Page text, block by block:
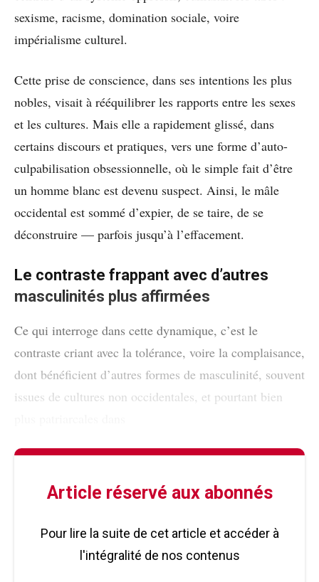
sexisme, racisme, domination sociale, voire
impérialisme culturel.
Cette prise de conscience, dans ses intentions les plus
nobles, visait à rééquilibrer les rapports entre les sexes
et les cultures. Mais elle a rapidement glissé, dans
certains discours et pratiques, vers une forme d’auto-
culpabilisation obsessionnelle, où le simple fait d’être
un homme blanc est devenu suspect. Ainsi, le mâle
occidental est sommé d’expier, de se taire, de se
déconstruire — parfois jusqu’à l’effacement.
Le contraste frappant avec d’autres
masculinités plus affirmées
Ce qui interroge dans cette dynamique, c’est le
contraste criant avec la tolérance, voire la complaisance,
dont bénéficient d’autres formes de masculinité, souvent
issues de cultures non occidentales, et pourtant bien
Article réservé aux abonnés
Pour lire la suite de cet article et accéder à
l'intégralité de nos contenus